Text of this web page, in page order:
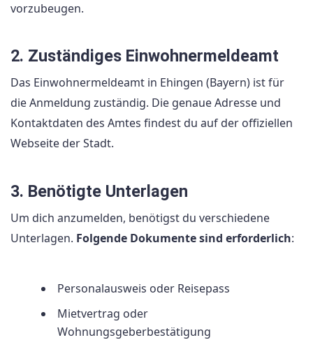
vorzubeugen.
2. Zuständiges Einwohnermeldeamt
Das Einwohnermeldeamt in Ehingen (Bayern) ist für
die Anmeldung zuständig. Die genaue Adresse und
Kontaktdaten des Amtes findest du auf der offiziellen
Webseite der Stadt.
3. Benötigte Unterlagen
Um dich anzumelden, benötigst du verschiedene
Unterlagen. Folgende Dokumente sind erforderlich:
Personalausweis oder Reisepass
Mietvertrag oder
Wohnungsgeberbestätigung